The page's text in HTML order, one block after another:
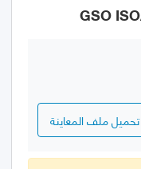
تحميل ملف المعاينة